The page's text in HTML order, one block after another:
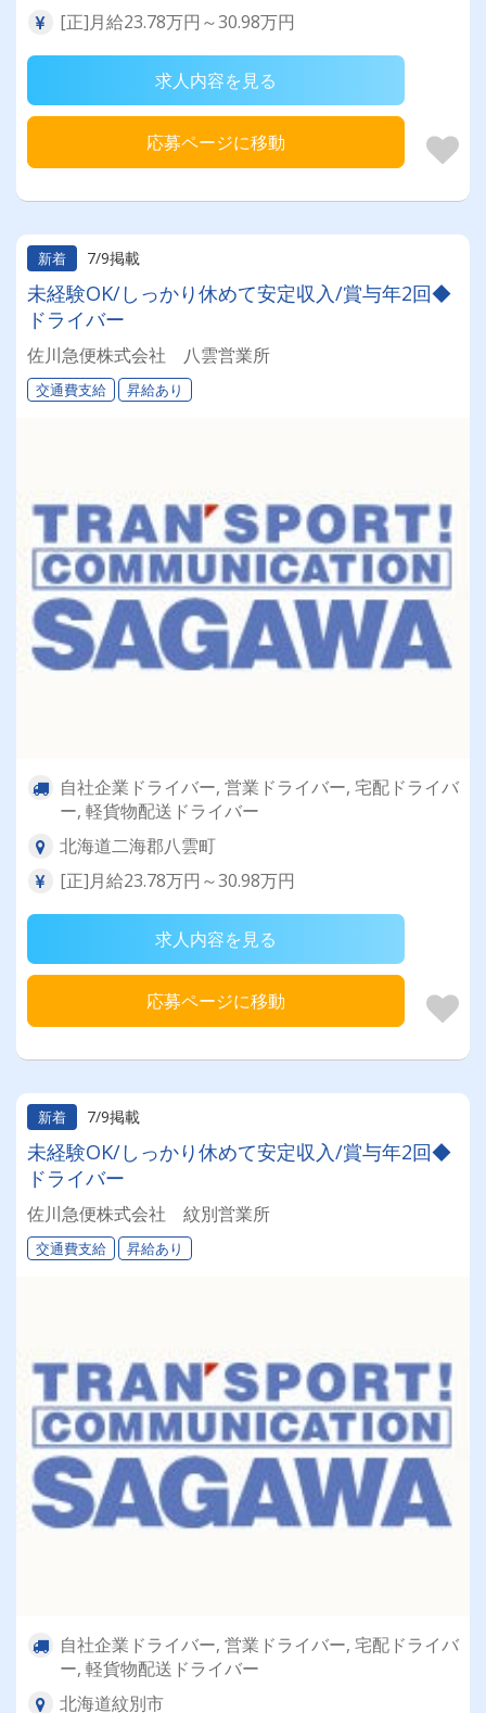
[正]月給23.78万円～30.98万円
求人内容を見る
応募ページに移動
新着 7/9掲載
未経験OK/しっかり休めて安定収入/賞与年2回◆
ドライバー
佐川急便株式会社 八雲営業所
交通費支給 昇給あり
自社企業ドライバー, 営業ドライバー, 宅配ドライバ
ー, 軽貨物配送ドライバー
北海道二海郡八雲町
[正]月給23.78万円～30.98万円
求人内容を見る
応募ページに移動
新着 7/9掲載
未経験OK/しっかり休めて安定収入/賞与年2回◆
ドライバー
佐川急便株式会社 紋別営業所
交通費支給 昇給あり
自社企業ドライバー, 営業ドライバー, 宅配ドライバ
ー, 軽貨物配送ドライバー
北海道紋別市